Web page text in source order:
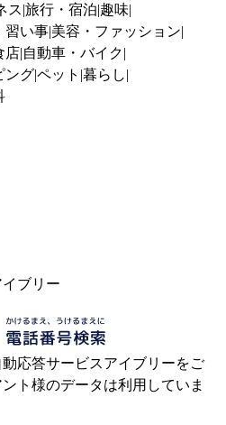
ス 旅行・宿泊 趣味
習い事 美容・ファッション
店 自動車・バイク
ングペット 暮らし
ブリー
応答サービスアイブリーをご
ト様のデータは利用していま